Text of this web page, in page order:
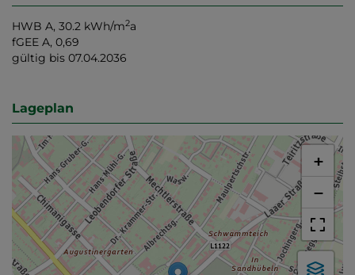
HWB A, 30.2 kWh/m2a
fGEE A, 0,69
gültig bis 07.04.2036
Lageplan
+
−